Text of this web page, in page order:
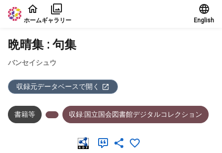
本文に飛ぶ
ホームギャラリー English
晩晴集 : 句集
バンセイシュウ
収録元データベースで開く
書籍等 収録:国立国会図書館デジタルコレクション